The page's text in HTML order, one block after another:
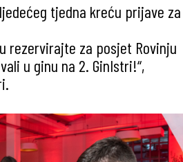
tjedna kreću prijave za
rezervirajte za posjet Rovinju
u ginu na 2. GinIstri!“,